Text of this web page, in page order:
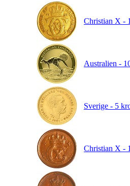
Christian X -
Australien -
Sverige - 5
Christian X -